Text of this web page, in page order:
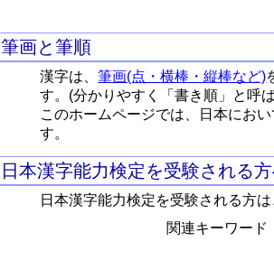
筆画と筆順
漢字は、筆画(点・横棒・縦棒など)
す。(分かりやすく「書き順」と呼
このホームページでは、日本にお
す。
日本漢字能力検定を受験される
日本漢字能力検定を受験される方
関連キーワード